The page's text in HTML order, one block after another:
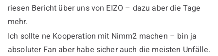
riesen Bericht über uns von EIZO – dazu aber die Tage
mehr.
Ich sollte ne Kooperation mit Nimm2 machen – bin ja
absoluter Fan aber habe sicher auch die meisten Unfälle.